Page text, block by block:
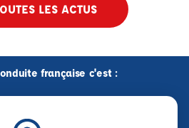
LES ACTUS
française c'est :